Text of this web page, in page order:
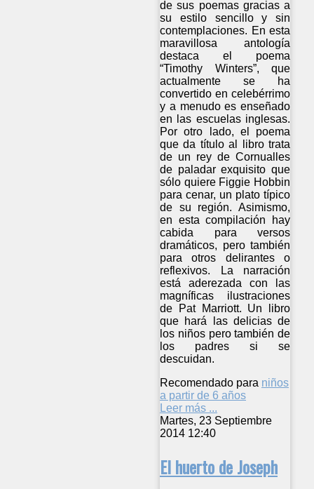
de sus poemas gracias a
su estilo sencillo y sin
contemplaciones. En esta
maravillosa antología
destaca el poema
“Timothy Winters”, que
actualmente se ha
convertido en celebérrimo
y a menudo es enseñado
en las escuelas inglesas.
Por otro lado, el poema
que da título al libro trata
de un rey de Cornualles
de paladar exquisito que
sólo quiere Figgie Hobbin
para cenar, un plato típico
de su región. Asimismo,
en esta compilación hay
cabida para versos
dramáticos, pero también
para otros delirantes o
reflexivos. La narración
está aderezada con las
magníficas ilustraciones
de Pat Marriott. Un libro
que hará las delicias de
los niños pero también de
los padres si se
descuidan.
Recomendado para niños
a partir de 6 años
Leer más ...
Martes, 23 Septiembre
2014 12:40
El huerto de Joseph